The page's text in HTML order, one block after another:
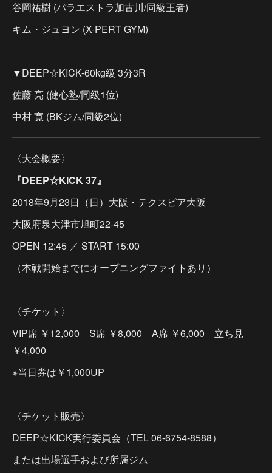
谷岡祐樹 (パラエストラ加古川/同級王者)
キム・ジュヨン (X-PERT GYM)
▼DEEP☆KICK-60kg級 3分3R
佐藤 亮 (健心塾/同級1位)
中村 寛 (BKジム/同級2位)
〈大会概要〉
『DEEP☆KICK 37』
2018年9月23日（日）大阪・テクスピア大阪
大阪府泉大津市旭町22-45
OPEN 12:45 ／ START 15:00
（本戦開始までにオープニングファイトあり）
〈チケット〉
VIP席 ￥12,000 S席 ￥8,000 A席 ￥6,000 立ち見
￥4,000
※当日券は￥1,000UP
〈チケット販売〉
DEEP☆KICK実行委員会（TEL 06-6754-8588）
または出場選手および所属ジム